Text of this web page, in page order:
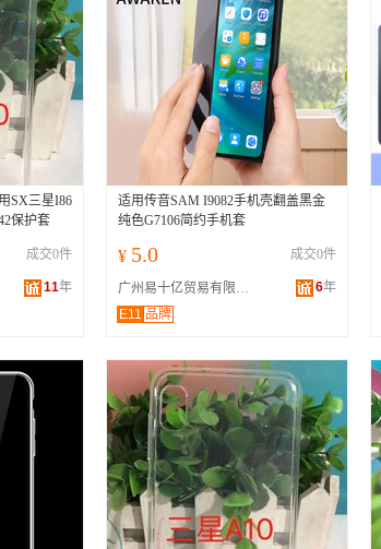
SX三星I86
保护套
成交0件
11年
适用传音SAM I9082手机壳翻盖黑金
纯色G7106简约手机套
¥ 5.0 成交0件
广州易十亿贸易有限公司 6年
E11 品牌